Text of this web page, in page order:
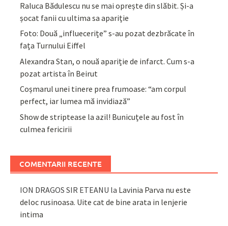
Raluca Bădulescu nu se mai oprește din slăbit. Și-a
șocat fanii cu ultima sa apariție
Foto: Două „influecerițe” s-au pozat dezbrăcate în
fața Turnului Eiffel
Alexandra Stan, o nouă apariție de infarct. Cum s-a
pozat artista în Beirut
Coșmarul unei tinere prea frumoase: “am corpul
perfect, iar lumea mă invidiază”
Show de striptease la azil! Bunicuțele au fost în
culmea fericirii
COMENTARII RECENTE
ION DRAGOS SIR ETEANU la Lavinia Parva nu este
deloc rusinoasa. Uite cat de bine arata in lenjerie
intima